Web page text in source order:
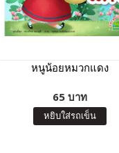
หนูน้อยหมวกแดง
65 บาท
หยิบใส่รถเข็น